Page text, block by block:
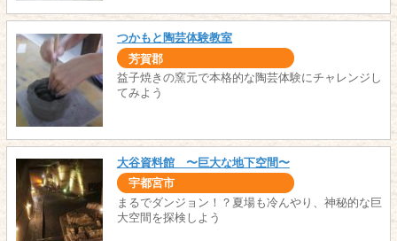
つかもと陶芸体験教室
芳賀郡
益子焼きの窯元で本格的な陶芸体験にチャレンジし
てみよう
大谷資料館 〜巨大な地下空間〜
宇都宮市
まるでダンジョン！？夏場も冷んやり、神秘的な巨
大空間を探検しよう